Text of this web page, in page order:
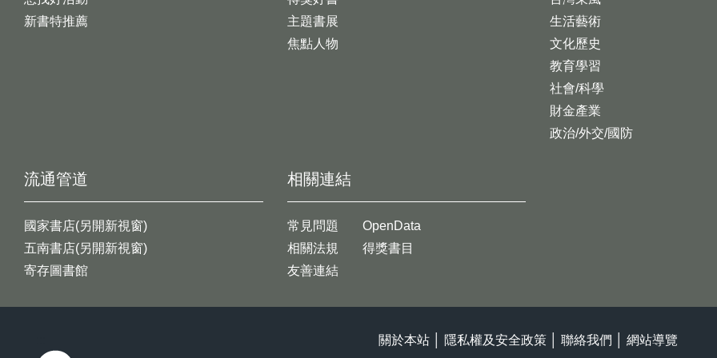
新書特推薦
生活藝術
文化歷史
教育學習
社會/科學
財金產業
政治/外交/國防
主題書展
焦點人物
流通管道
國家書店(另開新視窗)
五南書店(另開新視窗)
寄存圖書館
相關連結
常見問題
相關法規
友善連結
OpenData
得獎書目
關於本站 隱私權及安全政策 聯絡我們 網站導覽